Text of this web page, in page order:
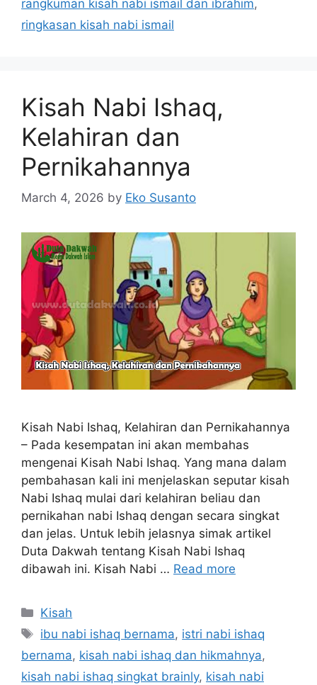
rangkuman kisah nabi ismail dan ibrahim,
ringkasan kisah nabi ismail
Kisah Nabi Ishaq,
Kelahiran dan
Pernikahannya
March 4, 2026 by Eko Susanto
Kisah Nabi Ishaq, Kelahiran dan Pernikahannya
– Pada kesempatan ini akan membahas
mengenai Kisah Nabi Ishaq. Yang mana dalam
pembahasan kali ini menjelaskan seputar kisah
Nabi Ishaq mulai dari kelahiran beliau dan
pernikahan nabi Ishaq dengan secara singkat
dan jelas. Untuk lebih jelasnya simak artikel
Duta Dakwah tentang Kisah Nabi Ishaq
dibawah ini. Kisah Nabi … Read more
Categories
Kisah
Tags
ibu nabi ishaq bernama, istri nabi ishaq
bernama, kisah nabi ishaq dan hikmahnya,
kisah nabi ishaq singkat brainly, kisah nabi